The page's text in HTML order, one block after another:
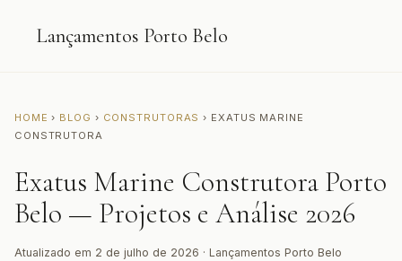
Lançamentos Porto Belo
HOME › BLOG › CONSTRUTORAS › EXATUS MARINE
CONSTRUTORA
Exatus Marine Construtora Porto
Belo — Projetos e Análise 2026
Atualizado em 2 de julho de 2026 · Lançamentos Porto Belo